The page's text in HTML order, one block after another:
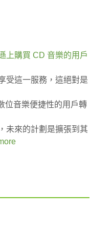
上購買 CD 音樂的用戶
受這一服務，這絕對是
位音樂便捷性的用戶轉
未來的計劃是擴張到其